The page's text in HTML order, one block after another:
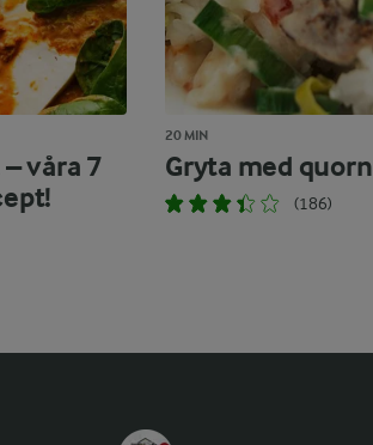
våra 7
20 MIN
Gryta med quorn
(186)